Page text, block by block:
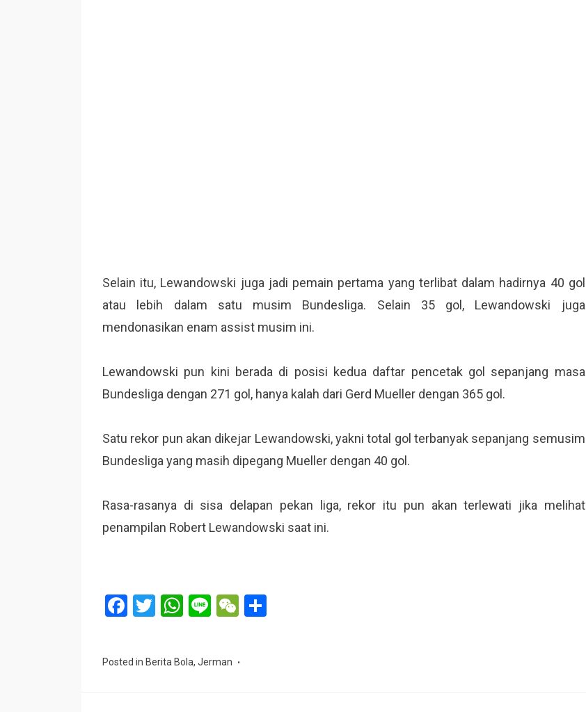
Selain itu, Lewandowski juga jadi pemain pertama yang terlibat dalam hadirnya 40 gol
atau lebih dalam satu musim Bundesliga. Selain 35 gol, Lewandowski juga
mendonasikan enam assist musim ini.
Lewandowski pun kini berada di posisi kedua daftar pencetak gol sepanjang masa
Bundesliga dengan 271 gol, hanya kalah dari Gerd Mueller dengan 365 gol.
Satu rekor pun akan dikejar Lewandowski, yakni total gol terbanyak sepanjang semusim
Bundesliga yang masih dipegang Mueller dengan 40 gol.
Rasa-rasanya di sisa delapan pekan liga, rekor itu pun akan terlewati jika melihat
penampilan Robert Lewandowski saat ini.
F
b
T
er
W
s
Li
W
Posted in Berita Bola, Jerman